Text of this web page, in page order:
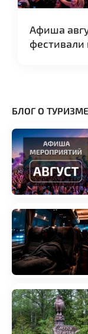
Афиша
БЛОГ О ТУРИЗМЕ